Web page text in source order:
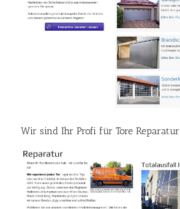
Wir sind Ihr Profi für Tore Reparatur